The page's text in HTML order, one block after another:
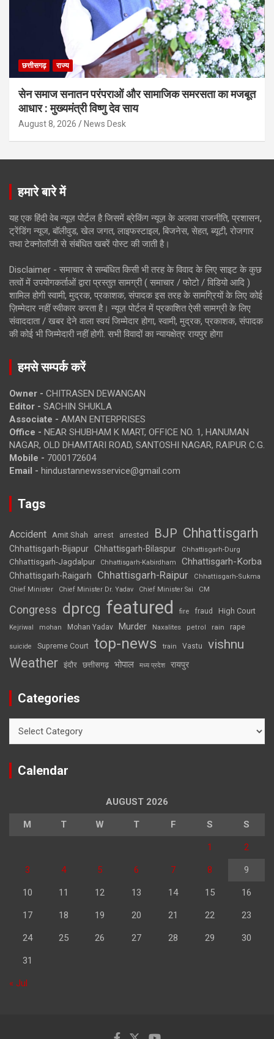
छत्तीसगढ़ राज्य
सेन समाज सनातन परंपराओं और सामाजिक समरसता का मजबूत
आधार : मुख्यमंत्री विष्णु देव साय
August 8, 2026 News Desk
हमारे बारे में
यह एक हिंदी वेब न्यूज़ पोर्टल है जिसमें ब्रेकिंग न्यूज़ के अलावा राजनीति, प्रशासन,
ट्रेंडिंग न्यूज, बॉलीवुड, खेल जगत, लाइफस्टाइल, बिजनेस, सेहत, ब्यूटी, रोजगार
तथा टेक्नोलॉजी से संबंधित खबरें पोस्ट की जाती है।
Disclaimer - समाचार से सम्बंधित किसी भी तरह के विवाद के लिए साइट के कुछ
तत्वों में उपयोगकर्ताओं द्वारा प्रस्तुत सामग्री ( समाचार / फोटो / विडियो आदि )
शामिल होगी स्वामी, मुद्रक, प्रकाशक, संपादक इस तरह के सामग्रियों के लिए कोई
ज़िम्मेदार नहीं स्वीकार करता है। न्यूज़ पोर्टल में प्रकाशित ऐसी सामग्री के लिए
संवाददाता / खबर देने वाला स्वयं जिम्मेदार होगा, स्वामी, मुद्रक, प्रकाशक, संपादक
की कोई भी जिम्मेदारी नहीं होगी. सभी विवादों का न्यायक्षेत्र रायपुर होगा
हमसे सम्पर्क करें
Owner - CHITRASEN DEWANGAN
Editor - SACHIN SHUKLA
Associate - AMAN ENTERPRISES
Office - NEAR SHUBHAM K MART, OFFICE NO. 1, HANUMAN
NAGAR, OLD DHAMTARI ROAD, SANTOSHI NAGAR, RAIPUR C.G.
Mobile - 7000172604
Email - hindustannewsservice@gmail.com
Tags
Accident Amit Shah arrest arrested BJP Chhattisgarh
Chhattisgarh-Bijapur Chhattisgarh-Bilaspur Chhattisgarh-Durg
Chhattisgarh-Jagdalpur Chhattisgarh-Kabirdham Chhattisgarh-Korba
Chhattisgarh-Raigarh Chhattisgarh-Raipur
Chhattisgarh-Sukma
Chief Minister
Chief Minister Dr. Yadav Chief Minister Sai CM
Congress dprcg featured fire fraud High Court
Kejriwal mohan Mohan Yadav Murder Naxalites petrol rain rape
suicide Supreme Court top-news train Vastu vishnu
Weather इंदौर छत्तीसगढ़ भोपाल मध्य प्रदेश रायपुर
Categories
Calendar
AUGUST 2026
M T W T F S S
1 2
3 4 5 6 7 8 9
10 11 12 13 14 15 16
17 18 19 20 21 22 23
24 25 26 27 28 29 30
31
« Jul